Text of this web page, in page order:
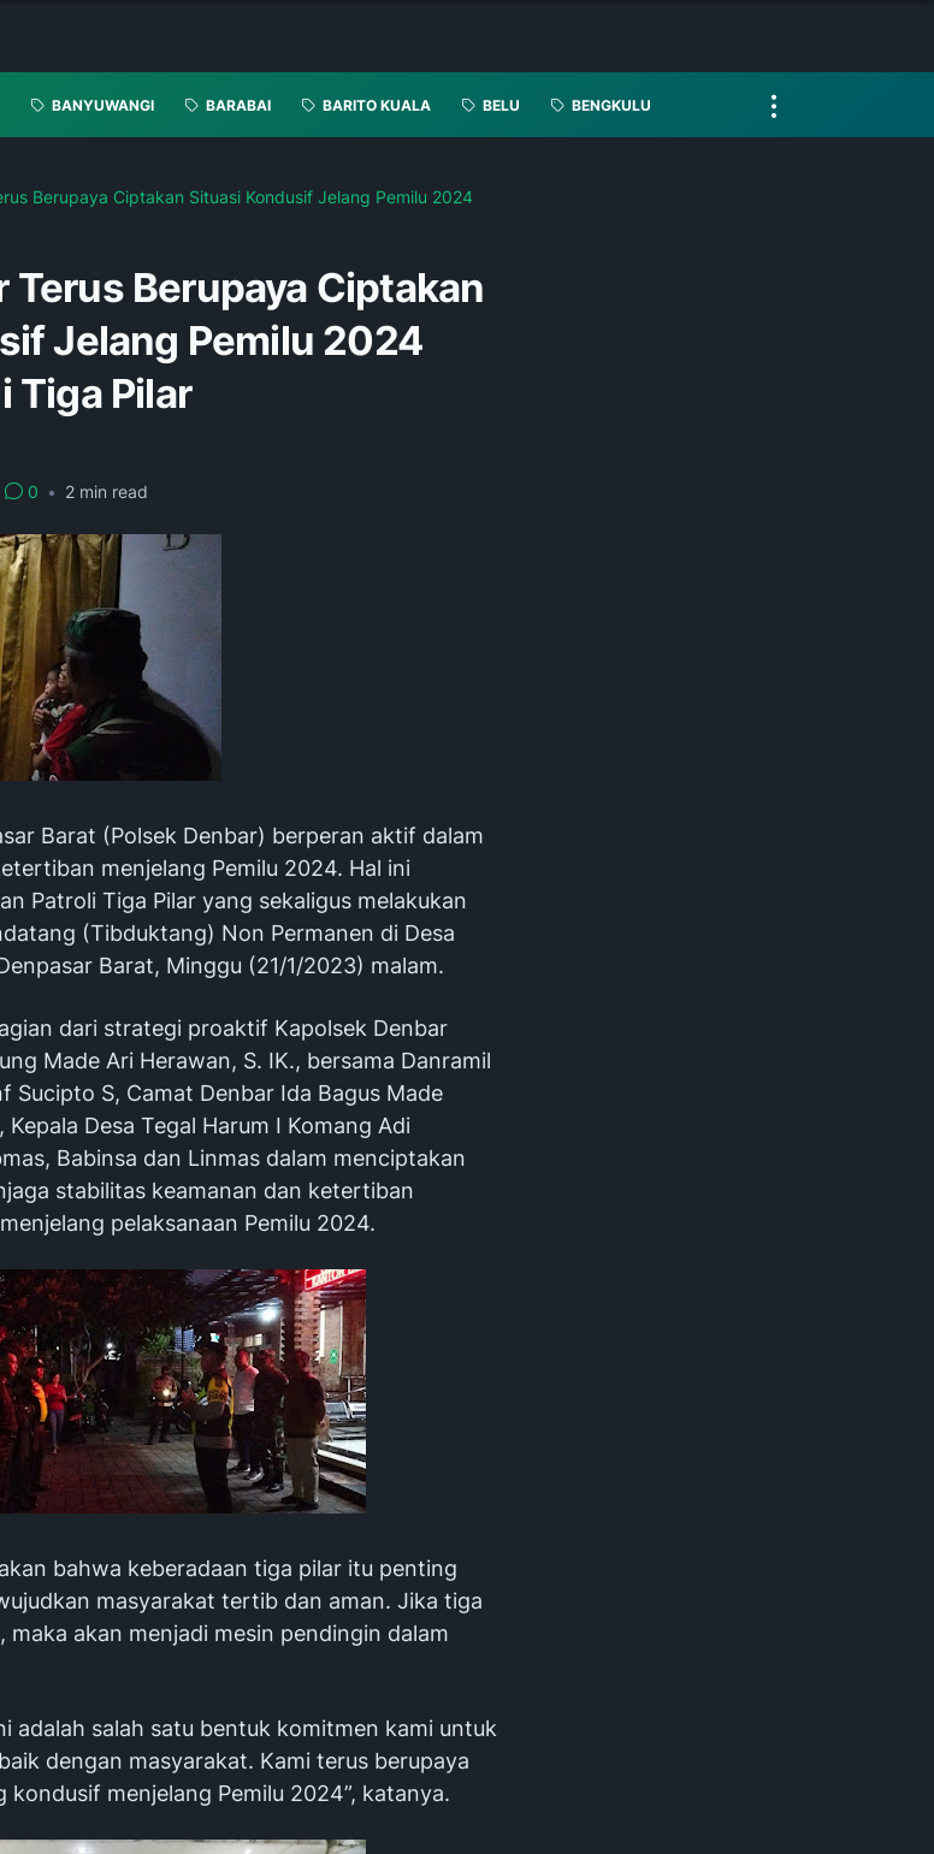
BANYUWANGI BARABAI BARITO KUALA BELU BENGKULU
Berupaya Ciptakan Situasi Kondusif Jelang Pemilu 2024
Terus Berupaya Ciptakan
Jelang Pemilu 2024
Tiga Pilar
0 • 2 min read
Barat (Polsek Denbar) berperan aktif dalam
menjelang Pemilu 2024. Hal ini
Patroli Tiga Pilar yang sekaligus melakukan
(Tibduktang) Non Permanen di Desa
Barat, Minggu (21/1/2023) malam.
dari strategi proaktif Kapolsek Denbar
Made Ari Herawan, S. IK., bersama Danramil
Sucipto S, Camat Denbar Ida Bagus Made
Kepala Desa Tegal Harum I Komang Adi
Babinsa dan Linmas dalam menciptakan
stabilitas keamanan dan ketertiban
pelaksanaan Pemilu 2024.
bahwa keberadaan tiga pilar itu penting
masyarakat tertib dan aman. Jika tiga
akan menjadi mesin pendingin dalam
adalah salah satu bentuk komitmen kami untuk
dengan masyarakat. Kami terus berupaya
menjelang Pemilu 2024”, katanya.